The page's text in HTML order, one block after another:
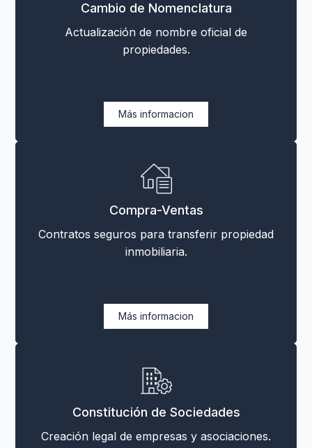
Cambio de Nomenclatura
Actualización de nombre oficial de
propiedades.
Más informacion
Compra-Ventas
Contratos seguros para transferir propiedad
inmobiliaria.
Más informacion
Constitución de Sociedades
Creación legal de empresas y asociaciones.